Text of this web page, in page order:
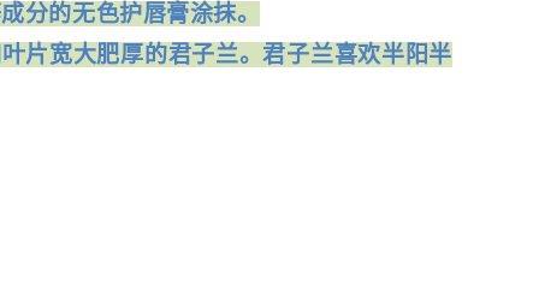
分的无色护唇膏涂抹。
片宽大肥厚的君子兰。君子兰喜欢半阳半